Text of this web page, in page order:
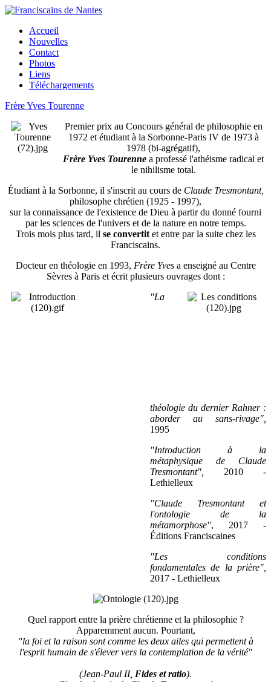
Accueil
Nouvelles
Contact
Photos
Liens
Téléchargements
Frère Yves Tourenne
Premier prix au Concours général de philosophie en
1972 et étudiant à la Sorbonne-Paris IV de 1973 à
1978 (bi-agrégatif),
Frère Yves Tourenne a professé l'athéisme radical et
le nihilisme total.
Étudiant à la Sorbonne, il s'inscrit au cours de Claude Tresmontant,
philosophe chrétien (1925 - 1997),
sur la connaissance de l'existence de Dieu à partir du donné fourni
par les sciences de l'univers et de la nature en notre temps.
Trois mois plus tard, il se convertit et entre par la suite chez les
Franciscains.
Docteur en théologie en 1993, Frère Yvesa enseigné au Centre
Sèvres à Paris et écrit plusieurs ouvrages dont :
"La
théologie du dernier Rahner :
aborder au sans-rivage",
1995
"Introduction à la
métaphysique de Claude
Tresmontant", 2010 -
Lethielleux
"Claude Tresmontant et
l'ontologie de la
métamorphose", 2017 -
Éditions Franciscaines
"Les conditions
fondamentales de la prière",
2017 - Lethielleux
Quel rapport entre la prière chrétienne et la philosophie ?
Apparemment aucun. Pourtant,
"la foi et la raison sont comme les deux ailes qui permettent à
l'esprit humain de s'élever vers la contemplation de la vérité"
(Jean-Paul II, Fides et ratio).